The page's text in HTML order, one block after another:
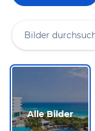
Alle Bilder